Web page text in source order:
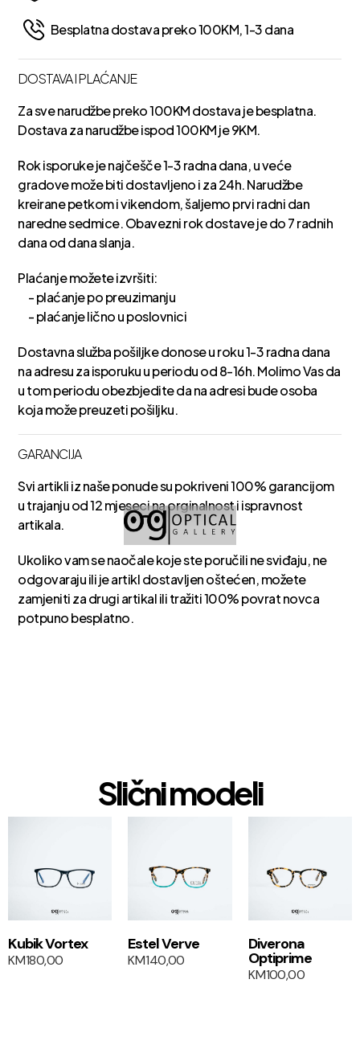
Besplatna dostava preko 100KM, 1-3 dana
DOSTAVA I PLAĆANJE
Za sve narudžbe preko 100KM dostava je besplatna.
Dostava za narudžbe ispod 100KM je 9KM.
Rok isporuke je najčešče 1-3 radna dana, u veće
gradove može biti dostavljeno i za 24h. Narudžbe
kreirane petkom i vikendom, šaljemo prvi radni dan
naredne sedmice. Obavezni rok dostave je do 7 radnih
dana od dana slanja.
Plaćanje možete izvršiti:
- plaćanje po preuzimanju
- plaćanje lično u poslovnici
Dostavna služba pošiljke donose u roku 1-3 radna dana
na adresu za isporuku u periodu od 8-16h. Molimo Vas da
u tom periodu obezbjedite da na adresi bude osoba
koja može preuzeti pošiljku.
GARANCIJA
Svi artikli iz naše ponude su pokriveni 100% garancijom
u trajanju od 12 mjeseci na orginalnost i ispravnost
artikala.
Ukoliko vam se naočale koje ste poručili ne sviđaju, ne
odgovaraju ili je artikl dostavljen oštećen, možete
zamjeniti za drugi artikal ili tražiti 100% povrat novca
potpuno besplatno.
Slični modeli
1+1
Kubik Vortex
KM180,00
Estel Verve
KM140,00
1+1
Diverona
Optiprime
KM100,00